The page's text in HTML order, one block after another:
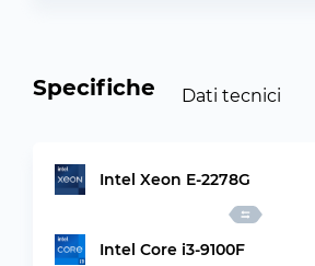
Specifiche Dati tecnici
Intel Xeon E-2278G
Intel Core i3-9100F